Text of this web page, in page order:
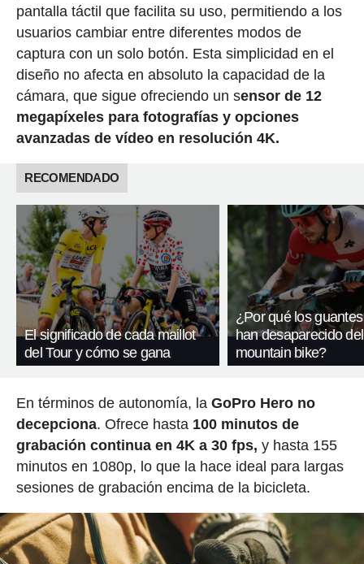
pantalla táctil que facilita su uso, permitiendo a los
usuarios cambiar entre diferentes modos de
captura con un solo botón. Esta simplicidad en el
diseño no afecta en absoluto la capacidad de la
cámara, que sigue ofreciendo un sensor de 12
megapíxeles para fotografías y opciones
avanzadas de vídeo en resolución 4K.
RECOMENDADO
El significado de cada maillot
del Tour y cómo se gana
¿Por qué los
han desaparecido del
mountain bike?
En términos de autonomía, la GoPro Hero no
decepciona. Ofrece hasta 100 minutos de
grabación continua en 4K a 30 fps, y hasta 155
minutos en 1080p, lo que la hace ideal para largas
sesiones de grabación encima de la bicicleta.